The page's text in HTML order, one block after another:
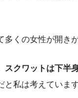
多くの女性が開き
スクワットは下半
と私は考えていま